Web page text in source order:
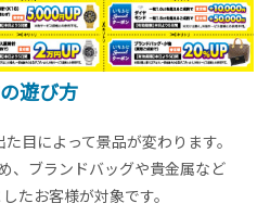
遊び方
目によって景品が変わります。
、ブランドバッグや貴金属など
したお客様が対象です。